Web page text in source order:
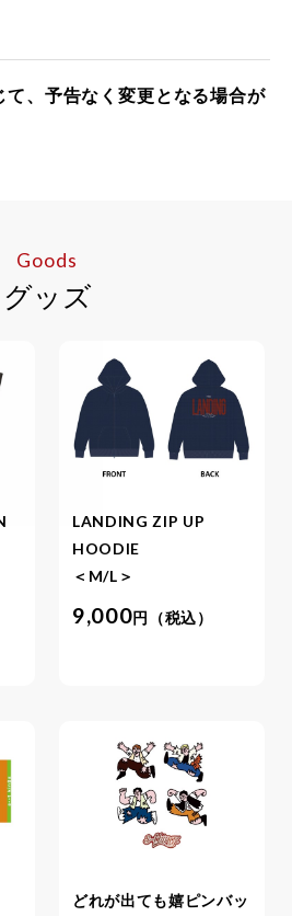
て、予告なく変更となる場合が
Goods
グッズ
LANDING ZIP UP
HOODIE
＜M/L＞
9,000円（税込）
どれが出ても嬉ピンバッ